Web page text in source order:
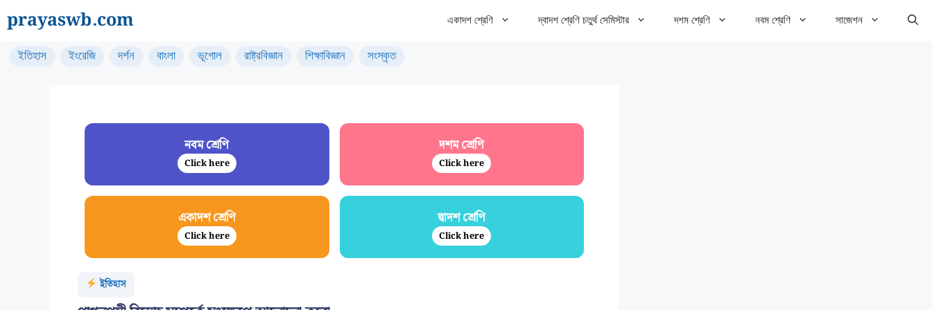
to
content
prayaswb.com একাদশ শ্রেণি দ্বাদশ শ্রেণি চতুর্থ সেমিস্টার দশম শ্রেণি নবম শ্রেণি সাজেশন
ইতিহাস ইংরেজি দর্শন বাংলা ভূগোল রাষ্ট্রবিজ্ঞান শিক্ষাবিজ্ঞান সংস্কৃত
নবম শ্রেণি
Click here
দশম শ্রেণি
Click here
একাদশ শ্রেণি
Click here
দ্বাদশ শ্রেণি
Click here
ইতিহাস